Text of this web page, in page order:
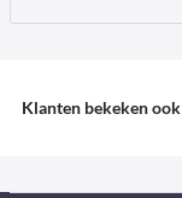
Klanten bekeken ook